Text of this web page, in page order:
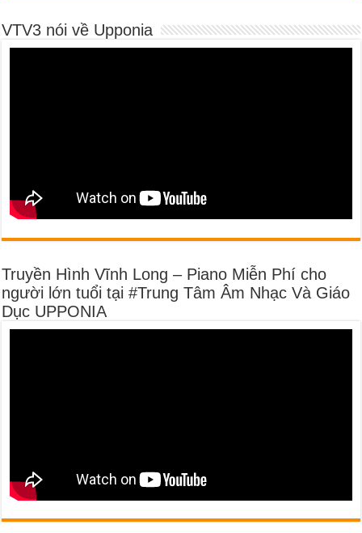
VTV3 nói về Upponia
Truyền Hình Vĩnh Long – Piano Miễn Phí cho
người lớn tuổi tại #Trung Tâm Âm Nhạc Và Giáo
Dục UPPONIA